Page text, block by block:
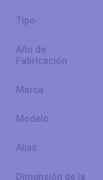
Tipo
Año de
Fabricación
Marca
Modelo
Alias
Dimensión de la